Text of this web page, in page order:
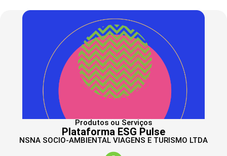
Produtos ou Serviços
Plataforma ESG Pulse
NSNA SOCIO-AMBIENTAL VIAGENS E TURISMO LTDA